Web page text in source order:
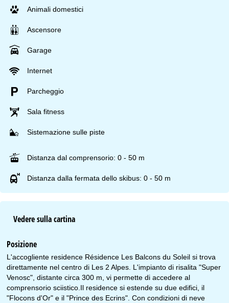
Animali domestici
Ascensore
Garage
Internet
Parcheggio
Sala fitness
Sistemazione sulle piste
Distanza dal comprensorio: 0 - 50 m
Distanza dalla fermata dello skibus: 0 - 50 m
Vedere sulla cartina
Posizione
L'accogliente residence Résidence Les Balcons du Soleil si trova
direttamente nel centro di Les 2 Alpes. L'impianto di risalita "Super
Venosc", distante circa 300 m, vi permette di accedere al
comprensorio sciistico.Il residence si estende su due edifici, il
"Flocons d'Or" e il "Prince des Ecrins". Con condizioni di neve